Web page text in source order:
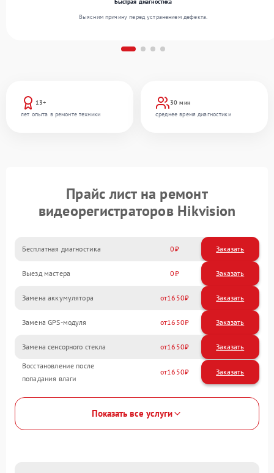
13+
лет опыта в ремонте техники
30 мин
среднее время диагностики
Выясним причину перед устранением дефекта.
Прайс лист на ремонт
видеорегистраторов Hikvision
Бесплатная диагностика 0 Заказать
Выезд мастера 0 Заказать
Замена аккумулятора 1650
Замена GPS-модуля 1650
Замена сенсорного стекла 1650
Восстановление после
попадания влаги
1650
Показать все услуги